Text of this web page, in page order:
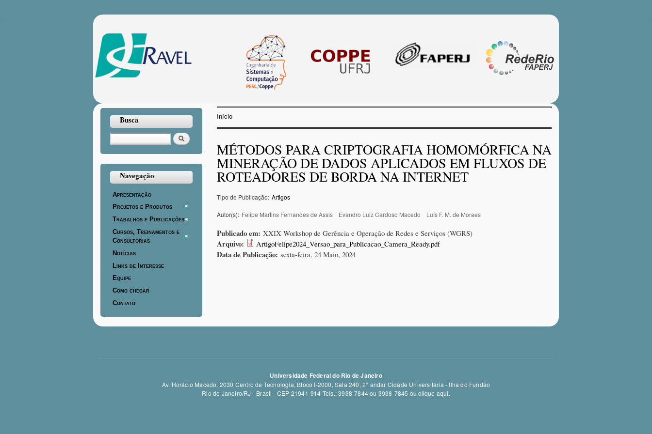
principal
Busca
Buscar
Navegação
Apresentação
Projetos e Produtos
Trabalhos e Publicações
Cursos, Treinamentos e
Consultorias
Notícias
Links de Interesse
Equipe
Como chegar
Contato
Você está aqui
Início
MÉTODOS PARA CRIPTOGRAFIA HOMOMÓRFICA NA
MINERAÇÃO DE DADOS APLICADOS EM FLUXOS DE
ROTEADORES DE BORDA NA INTERNET
Tipo de Publicação: Artigos
Autor(s): Felipe Martins Fernandes de Assis Evandro Luiz Cardoso Macedo Luís F. M. de Moraes
Publicado em: XXIX Workshop de Gerência e Operação de Redes e Serviços (WGRS)
Arquivo: ArtigoFelipe2024_Versao_para_Publicacao_Camera_Ready.pdf
Data de Publicação: sexta-feira, 24 Maio, 2024
Universidade Federal do Rio de Janeiro
Av. Horácio Macedo, 2030 Centro de Tecnologia, Bloco I-2000, Sala 240, 2° andar Cidade Universitária - Ilha do Fundão
Rio de Janeiro/RJ - Brasil - CEP 21941-914 Tels.: 3938-7844 ou 3938-7845 ouclique aqui.